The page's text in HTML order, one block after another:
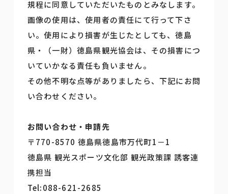
規程に同意していただいたものとみなします。
画像の使用は、使用者の責任にて行って下さ
い。使用により損害が生じたとしても、徳島
県・（一財）徳島県観光協会は、その損害につ
いていかなる責任も負いません。
その他不明な点等がありましたら、下記にお問
い合わせください。
お問い合わせ・申請先
〒770-8570 徳島県徳島市万代町1－1
徳島県 観光スポーツ文化部 観光政策課 誘客連
携担当
Tel:088-621-2685